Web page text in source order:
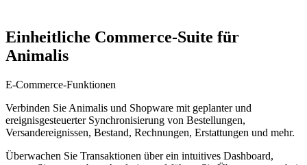
Einheitliche Commerce-Suite für
Animalis
E-Commerce-Funktionen
Verbinden Sie Animalis und Shopware mit geplanter und
ereignisgesteuerter Synchronisierung von Bestellungen,
Versandereignissen, Bestand, Rechnungen, Erstattungen und mehr.
Überwachen Sie Transaktionen über ein intuitives Dashboard,